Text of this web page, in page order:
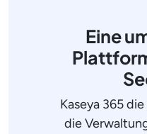
Eine
Kaseya 365
die